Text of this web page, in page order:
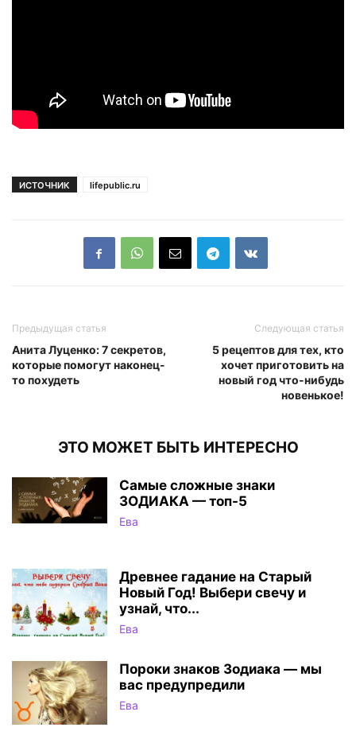
ИСТОЧНИК lifepublic.ru
Предыдущая статья
Анита Луценко: 7 секретов,
которые помогут наконец-
то похудеть
Следующая статья
5 рецептов для тех, кто
хочет приготовить на
новый год что-нибудь
новенькое!
ЭТО МОЖЕТ БЫТЬ ИНТЕРЕСНО
Самые сложные знаки
ЗОДИАКА — топ-5
Ева
Древнее гадание на Старый
Новый Год! Выбери свечу и
узнай, что...
Ева
Пороки знаков Зодиака — мы
вас предупредили
Ева